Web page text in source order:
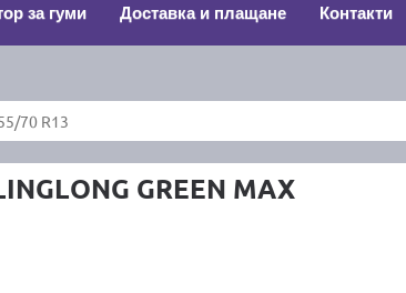
за гуми Доставка и плащане Контакти
70 R13
GREEN MAX